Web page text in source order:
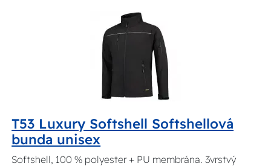
T53 Luxury Softshell Softshellová
bunda unisex
Softshell, 100 % polyester + PU membrána. 3vrstvý